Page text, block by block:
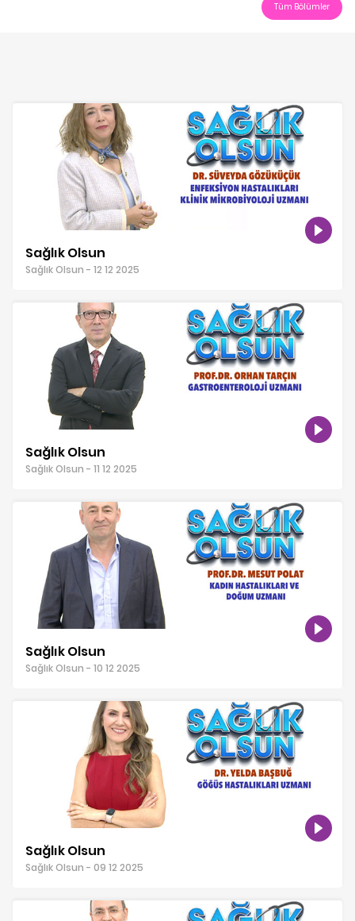
Tüm Bölümler
Sağlık Olsun
Sağlık Olsun - 12 12 2025
Sağlık Olsun
Sağlık Olsun - 11 12 2025
Sağlık Olsun
Sağlık Olsun - 10 12 2025
Sağlık Olsun
Sağlık Olsun - 09 12 2025